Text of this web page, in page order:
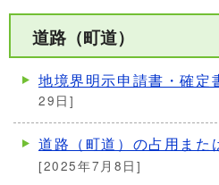
道路（町道）
地境界明示申請書・確定
29日]
道路（町道）の占用また
[2025年7月8日]